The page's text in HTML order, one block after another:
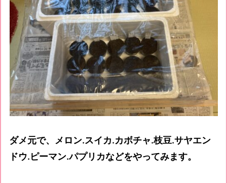
ダメ元で、メロン.スイカ.カボチャ.枝豆.サヤエン
ドウ.ピーマン.パプリカなどをやってみます。